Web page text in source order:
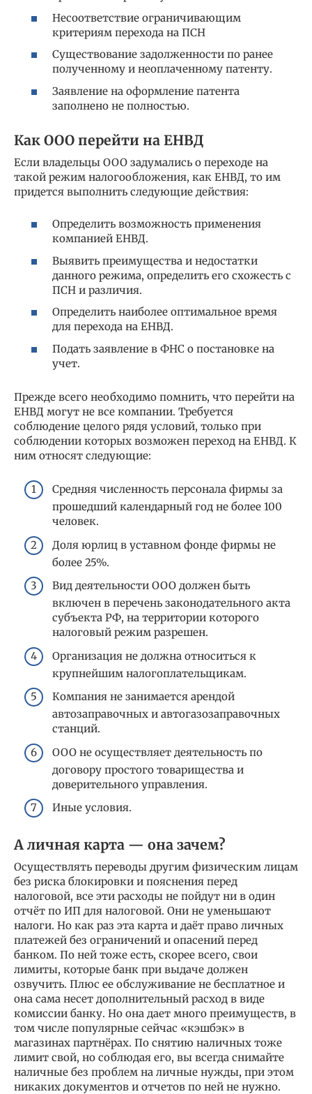
Несоответствие ограничивающим
критериям перехода на ПСН
Существование задолженности по ранее
полученному и неоплаченному патенту.
Заявление на оформление патента
заполнено не полностью.
Как ООО перейти на ЕНВД
Если владельцы ООО задумались о переходе на
такой режим налогообложения, как ЕНВД, то им
придется выполнить следующие действия:
Определить возможность применения
компанией ЕНВД.
Выявить преимущества и недостатки
данного режима, определить его схожесть с
ПСН и различия.
Определить наиболее оптимальное время
для перехода на ЕНВД.
Подать заявление в ФНС о постановке на
учет.
Прежде всего необходимо помнить, что перейти на
ЕНВД могут не все компании. Требуется
соблюдение целого рядя условий, только при
соблюдении которых возможен переход на ЕНВД. К
ним относят следующие:
Средняя численность персонала фирмы за
прошедший календарный год не более 100
человек.
Доля юрлиц в уставном фонде фирмы не
более 25%.
Вид деятельности ООО должен быть
включен в перечень законодательного акта
субъекта РФ, на территории которого
налоговый режим разрешен.
Организация не должна относиться к
крупнейшим налогоплательщикам.
Компания не занимается арендой
автозаправочных и автогазозаправочных
станций.
ООО не осуществляет деятельность по
договору простого товарищества и
доверительного управления.
Иные условия.
А личная карта — она зачем?
Осуществлять переводы другим физическим лицам
без риска блокировки и пояснения перед
налоговой, все эти расходы не пойдут ни в один
отчёт по ИП для налоговой. Они не уменьшают
налоги. Но как раз эта карта и даёт право личных
платежей без ограничений и опасений перед
банком. По ней тоже есть, скорее всего, свои
лимиты, которые банк при выдаче должен
озвучить. Плюс ее обслуживание не бесплатное и
она сама несет дополнительный расход в виде
комиссии банку. Но она дает много преимуществ, в
том числе популярные сейчас «кэшбэк» в
магазинах партнёрах. По снятию наличных тоже
лимит свой, но соблюдая его, вы всегда снимайте
наличные без проблем на личные нужды, при этом
никаких документов и отчетов по ней не нужно.